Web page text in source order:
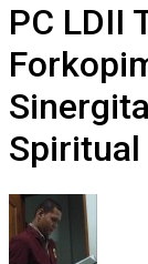
PC LDII
Spiritual